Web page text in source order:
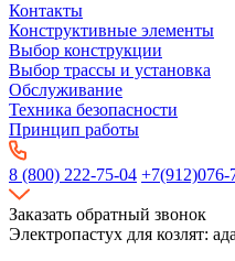
Контакты
Конструктивные элементы
Выбор конструкции
Выбор трассы и установка
Обслуживание
Техника безопасности
Принцип работы
8 (800) 222-75-04 +7(912)076-
Заказать обратный звонок
Электропастух для козлят: